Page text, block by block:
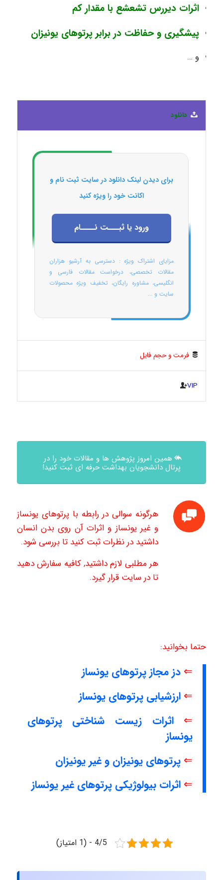
اثرات دیررس تشعشع با مقدار کم
پیشگیری و حفاظت در برابر پرتوهای یونیزان
و …
دانلود
برای دیدن لینک دانلود در سایت ثبت نام و
اکانت خود را ویژه کنید
ورود یا ثبـــت نــــام
مزایای اشتراک ویژه : دسترسی به آرشیو هزاران
مقالات تخصصی، درخواست مقالات فارسی و
انگلیسی، مشاوره رایگان، تخفیف ویژه محصولات
سایت و ...
فرمت و حجم فایل
VIP
همین امروز پژوهش ها و مقالات خود را در
پرتال دانشجویان بهداشت حرفه ای ثبت کنید!
هرگونه سوالی در رابطه با پرتوهای یونساز
و غیر یونساز و اثرات آن روی بدن انسان
داشتید در نظرات ثبت کنید تا بررسی شود.
هر مطلبی لازم داشتید, کافیه سفارش دهید
تا در سایت قرار گیرد.
حتما بخوانید:
⇐ دز مجاز پرتوهای یونساز
⇐ ارزشیابی پرتوهای یونساز
⇐اثرات زیست شناختی پرتوهای
یونساز
⇐ پرتوهای یونیزان و غیر یونیزان
⇐ اثرات بیولوژیکی پرتوهای غیر یونساز
4/5 - (1 امتیاز)